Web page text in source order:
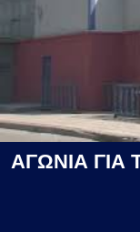
ΑΓΩΝΙΑ ΓΙΑ